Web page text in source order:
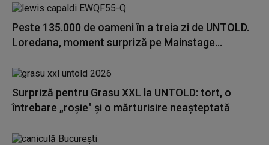
Peste 135.000 de oameni în a treia zi de UNTOLD.
Loredana, moment surpriză pe Mainstage...
Surpriză pentru Grasu XXL la UNTOLD: tort, o
întrebare „roșie" și o mărturisire neașteptată